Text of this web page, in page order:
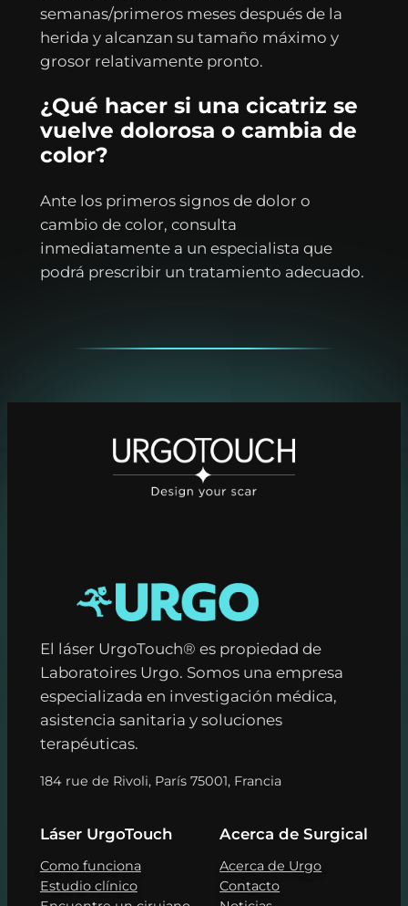
semanas/primeros meses después de la
herida y alcanzan su tamaño máximo y
grosor relativamente pronto.
¿Qué hacer si una cicatriz se
vuelve dolorosa o cambia de
color?
Ante los primeros signos de dolor o
cambio de color, consulta
inmediatamente a un especialista que
podrá prescribir un tratamiento adecuado.
El láser UrgoTouch® es propiedad de
Laboratoires Urgo. Somos una empresa
especializada en investigación médica,
asistencia sanitaria y soluciones
terapéuticas.
184 rue de Rivoli, París 75001, Francia
Láser UrgoTouch
Como funciona
Estudio clínico
Acerca de Surgical
Acerca de Urgo
Contacto